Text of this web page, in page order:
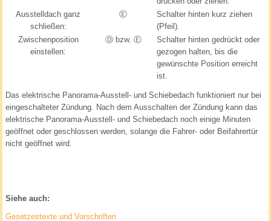
Ausstelldach ganz
schließen:
Ⓔ
Schalter hinten kurz ziehen
(Pfeil).
Zwischenposition
einstellen:
Ⓓ bzw. Ⓔ
Schalter hinten gedrückt oder
gezogen halten, bis die
gewünschte Position erreicht
ist.
Das elektrische Panorama-Ausstell- und Schiebedach funktioniert nur bei
eingeschalteter Zündung. Nach dem Ausschalten der Zündung kann das
elektrische Panorama-Ausstell- und Schiebedach noch einige Minuten
geöffnet oder geschlossen werden, solange die Fahrer- oder Beifahrertür
nicht geöffnet wird.
Siehe auch:
Gesetzestexte und Vorschriften